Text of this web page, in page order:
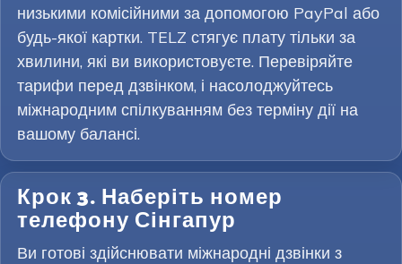
низькими комісійними за допомогою PayPal або
будь-якої картки. TELZ стягує плату тільки за
хвилини, які ви використовуєте. Перевіряйте
тарифи перед дзвінком, і насолоджуйтесь
міжнародним спілкуванням без терміну дії на
вашому балансі.
Крок 3. Наберіть номер
телефону Сінгапур
Ви готові здійснювати міжнародні дзвінки з